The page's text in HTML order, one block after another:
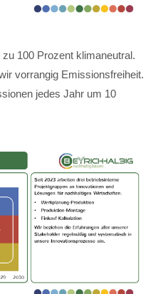
100 Prozent klimaneutral.
vorrangig Emissionsfreiheit.
jedes Jahr um 10